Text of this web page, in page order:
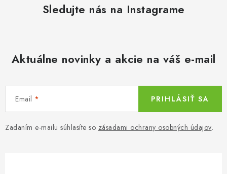
Sledujte nás na Instagrame
Aktuálne novinky a akcie na váš e-mail
Email
Zadaním e-mailu súhlasíte so zásadami ochrany osobných údajov.
PRIHLÁSIŤ SA